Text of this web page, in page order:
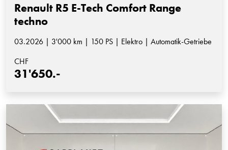
Renault R5 E-Tech Comfort Range
techno
03.2026 | 3'000 km | 150 PS | Elektro | Automatik-Getriebe
CHF
31'650.-